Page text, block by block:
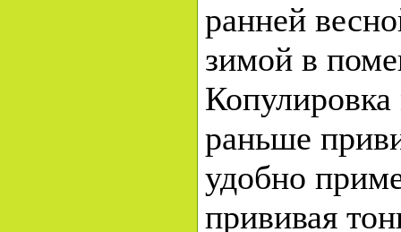
ранней
зимой в
раньше
удобно
прививая